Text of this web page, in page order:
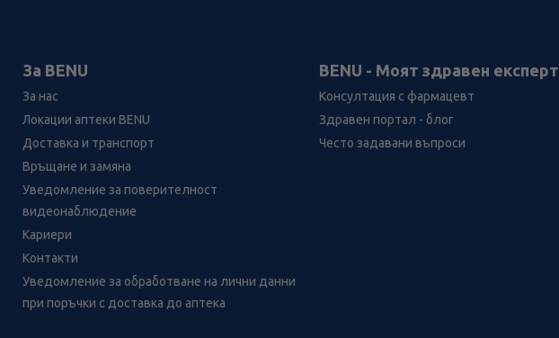
За BENU
За нас
Локации аптеки BENU
Доставка и транспорт
Връщане и замяна
Уведомление за поверителност
видеонаблюдение
Кариери
Контакти
Уведомление за обработване на лични данни
при поръчки с доставка до аптека
BENU - Моят здравен експерт
Консултация с фармацевт
Здравен портал - блог
Често задавани въпроси
Лесно ли се ориентираш в